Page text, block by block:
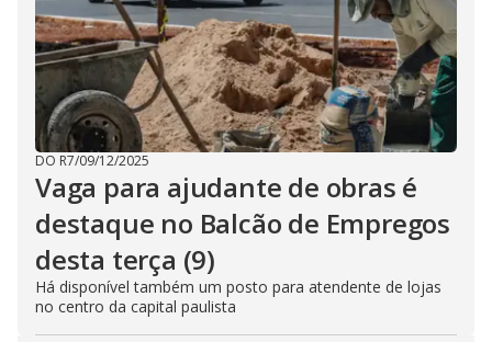
DO R7/09/12/2025
Vaga para ajudante de obras é
destaque no Balcão de Empregos
desta terça (9)
Há disponível também um posto para atendente de lojas
no centro da capital paulista